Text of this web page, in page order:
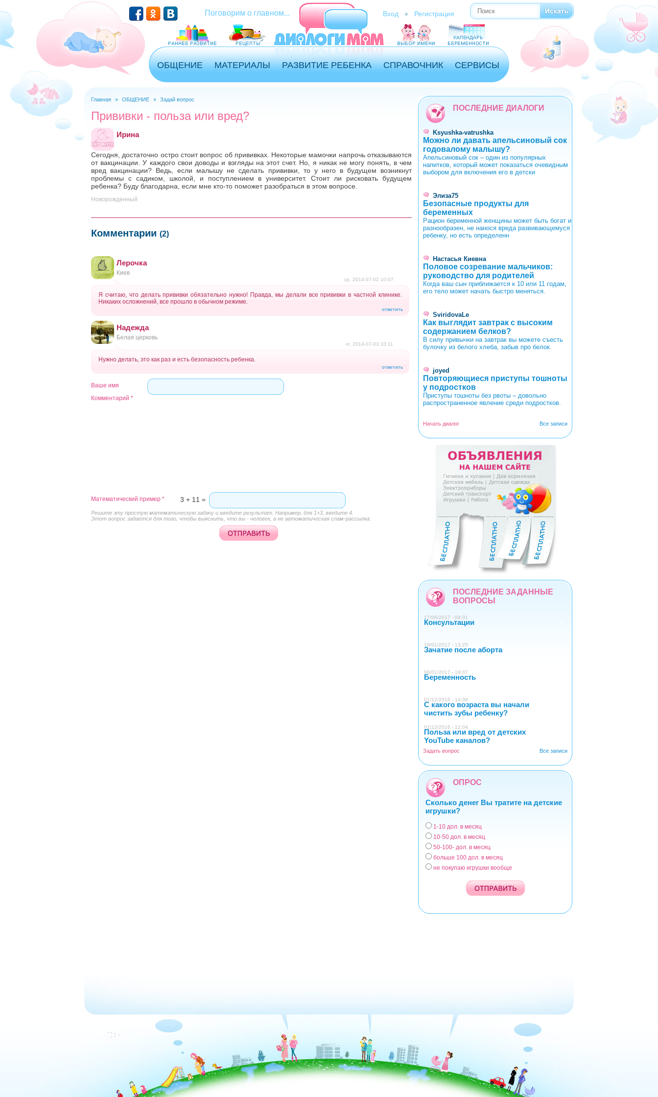
Перейти к основному содержанию
Поговорим о главном... Вход Регистрация Форма поиска
Поиск
ОБЩЕНИЕ МАТЕРИАЛЫ РАЗВИТИЕ РЕБЕНКА СПРАВОЧНИК СЕРВИСЫ
Главная » ОБЩЕНИЕ » Задай вопрос
Прививки - польза или вред?
Ирина
Сегодня, достаточно остро стоит вопрос об прививках. Некоторые мамочки напрочь отказываются
от вакцинации. У каждого свои доводы и взгляды на этот счет. Но, я никак не могу понять, в чем
вред вакцинации? Ведь, если малышу не сделать прививки, то у него в будущем возникнут
проблемы с садиком, школой, и поступлением в университет. Стоит ли рисковать будущем
ребенка? Буду благодарна, если мне кто-то поможет разобраться в этом вопросе.
Новорожденный
Комментарии (2)
Лерочка
Киев
ср, 2014-07-02 10:07
Я считаю, что делать прививки обязательно нужно! Правда, мы делали все прививки в частной клинике.
Никаких осложнений, все прошло в обычном режиме.
ответить
Надежда
Белая церковь
чт, 2014-07-03 10:11
Нужно делать, это как раз и есть безопасность ребенка.
ответить
Ваше имя
Комментарий *
Этот вопрос задается для того, чтобы выяснить, что вы - человек, а не автоматическая спам-рассылка.
Математический пример * 3 + 11 =
Решите эту простую математическую задачу и введите результат. Например, для 1+3, введите 4.
ПОСЛЕДНИЕ ДИАЛОГИ
Ksyushka-vatrushka
Можно ли давать апельсиновый сок
годовалому малышу?
Апельсиновый сок – один из популярных
напитков, который может показаться очевидным
выбором для включения его в детски
Элиза75
Безопасные продукты для
беременных
Рацион беременной женщины может быть богат и
разнообразен, не нанося вреда развивающемуся
ребенку, но есть определенн
Настасья Киевна
Половое созревание мальчиков:
руководство для родителей
Когда ваш сын приближается к 10 или 11 годам,
его тело может начать быстро меняться.
SviridovaLe
Как выглядит завтрак с высоким
содержанием белков?
В силу привычки на завтрак вы можете съесть
булочку из белого хлеба, забыв про белок.
joyed
Повторяющиеся приступы тошноты
у подростков
Приступы тошноты без рвоты – довольно
распространенное явление среди подростков.
Все записи
Начать диалог
0123456789
ПОСЛЕДНИЕ ЗАДАННЫЕ
ВОПРОСЫ
17/06/2017 - 08:31
Консультации
19/01/2017 - 13:25
Зачатие после аборта
06/01/2017 - 19:37
Беременность
01/12/2016 - 14:08
С какого возраста вы начали
чистить зубы ребенку?
01/12/2016 - 12:04
Польза или вред от детских
YouTube каналов?
Все записи
Задать вопрос
ОПРОС
Сколько денег Вы тратите на детские
игрушки?
Варианты
1-10 дол. в месяц
10-50 дол. в месяц
50-100- дол. в месяц
больше 100 дол. в месяц
не покупаю игрушки вообще